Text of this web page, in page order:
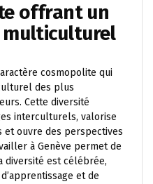
offrant un
cosmopolite qui
des plus
Cette diversité
interculturels, valorise
et ouvre des perspectives
à Genève permet de
diversité est célébrée,
et de